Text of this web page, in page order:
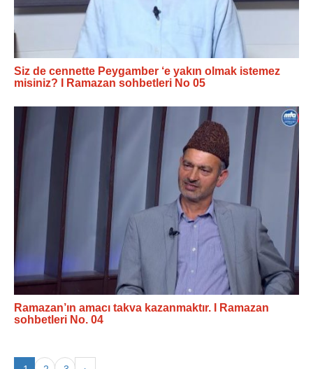
Siz de cennette Peygamber ‘e yakın olmak istemez
misiniz? I Ramazan sohbetleri No 05
Ramazan’ın amacı takva kazanmaktır. I Ramazan
sohbetleri No. 04